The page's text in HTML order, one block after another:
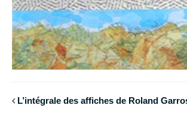
L’intégrale des affiches de Roland